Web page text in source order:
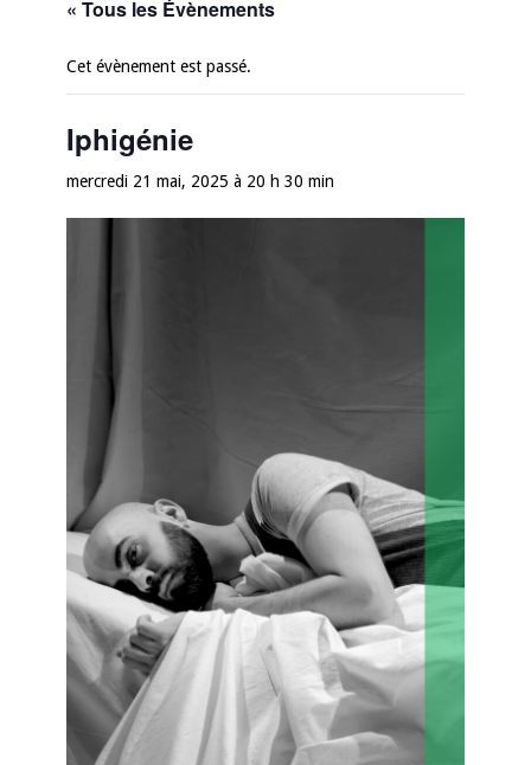
« Tous les Évènements
Cet évènement est passé.
Iphigénie
mercredi 21 mai, 2025 à 20 h 30 min